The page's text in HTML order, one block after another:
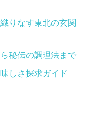
りなす東北の玄関
秘伝の調理法まで
しさ探求ガイド